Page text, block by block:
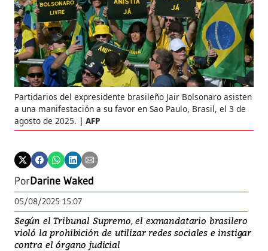
Partidarios del expresidente brasileño Jair Bolsonaro asisten
a una manifestación a su favor en Sao Paulo, Brasil, el 3 de
agosto de 2025.
AFP
PorDarine Waked
05/08/2025 15:07
Según el Tribunal Supremo, el exmandatario brasilero
violó la prohibición de utilizar redes sociales e instigar
contra el órgano judicial